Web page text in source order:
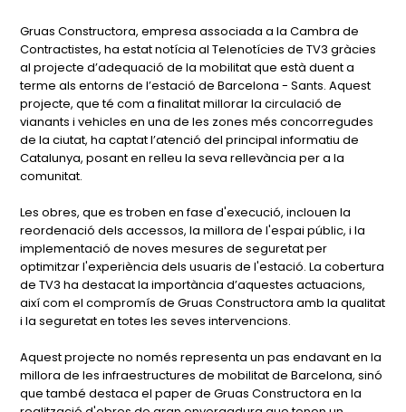
Gruas Constructora, empresa associada a la Cambra de
Contractistes, ha estat notícia al Telenotícies de TV3 gràcies
al projecte d’adequació de la mobilitat que està duent a
terme als entorns de l’estació de Barcelona - Sants. Aquest
projecte, que té com a finalitat millorar la circulació de
vianants i vehicles en una de les zones més concorregudes
de la ciutat, ha captat l’atenció del principal informatiu de
Catalunya, posant en relleu la seva rellevància per a la
comunitat.
Les obres, que es troben en fase d'execució, inclouen la
reordenació dels accessos, la millora de l'espai públic, i la
implementació de noves mesures de seguretat per
optimitzar l'experiència dels usuaris de l'estació. La cobertura
de TV3 ha destacat la importància d’aquestes actuacions,
així com el compromís de Gruas Constructora amb la qualitat
i la seguretat en totes les seves intervencions.
Aquest projecte no només representa un pas endavant en la
millora de les infraestructures de mobilitat de Barcelona, sinó
que també destaca el paper de Gruas Constructora en la